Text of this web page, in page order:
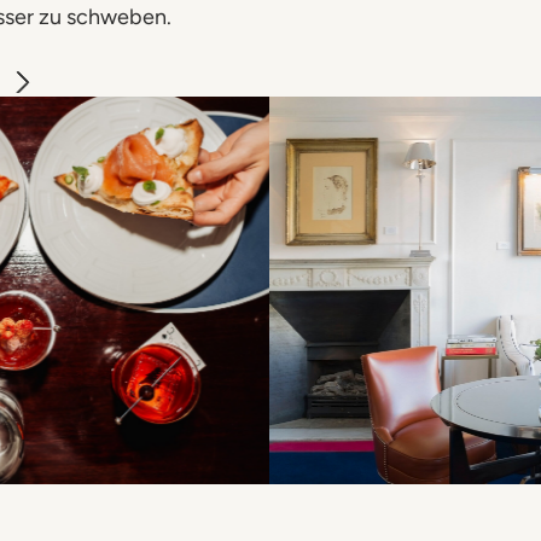
zu schweben.